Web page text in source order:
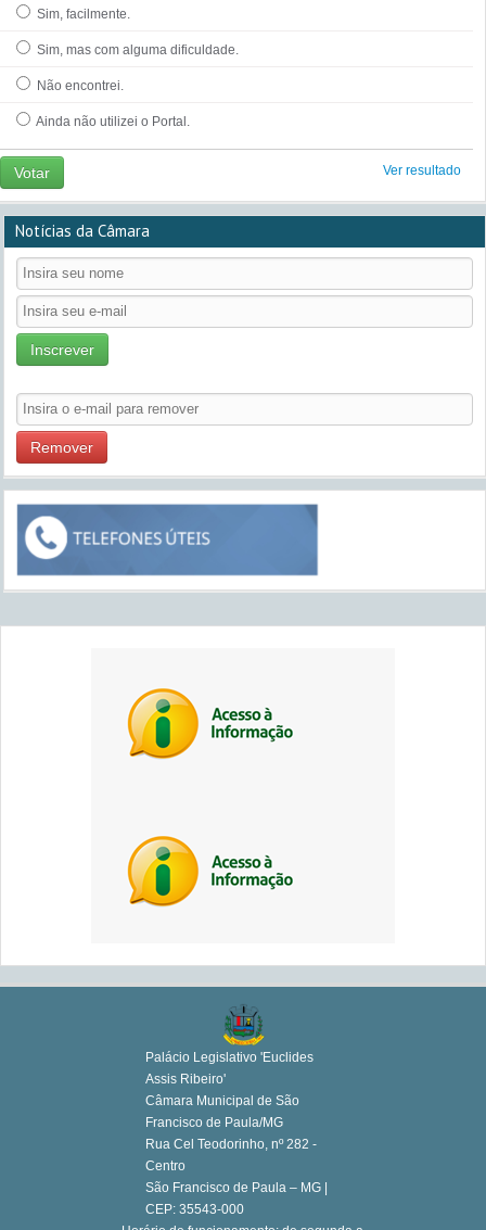
Sim, facilmente.
Sim, mas com alguma dificuldade.
Não encontrei.
Ainda não utilizei o Portal.
Votar Ver resultado
Notícias da Câmara
Inscrever
Remover
Palácio Legislativo 'Euclides
Assis Ribeiro'
Câmara Municipal de São
Francisco de Paula/MG
Rua Cel Teodorinho, nº 282 -
Centro
São Francisco de Paula – MG |
CEP: 35543-000